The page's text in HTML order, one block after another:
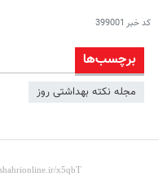
کد خبر 399001
برچسب‌ها
مجله نکته بهداشتی روز